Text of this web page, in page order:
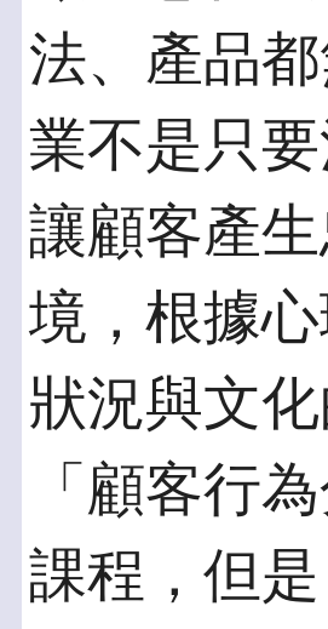
法、產品
業不是只
讓顧客產
境，根據
狀況與文
「顧客行
課程，但